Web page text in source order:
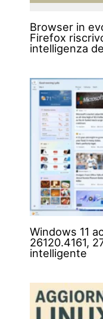
Browser in
Firefox
intelligenza
Windows 11
26120.4161,
intelligente